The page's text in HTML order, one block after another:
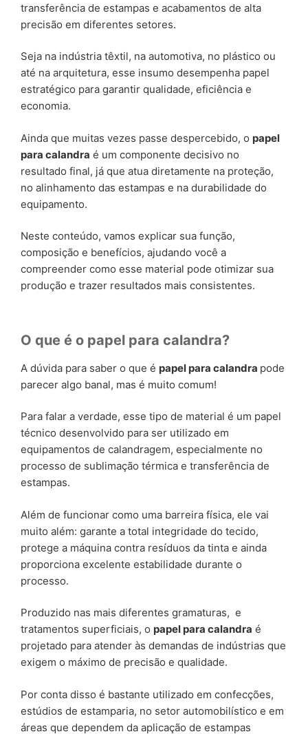
transferência de estampas e acabamentos de alta
precisão em diferentes setores.
Seja na indústria têxtil, na automotiva, no plástico ou
até na arquitetura, esse insumo desempenha papel
estratégico para garantir qualidade, eficiência e
economia.
Ainda que muitas vezes passe despercebido, o papel
para calandra é um componente decisivo no
resultado final, já que atua diretamente na proteção,
no alinhamento das estampas e na durabilidade do
equipamento.
Neste conteúdo, vamos explicar sua função,
composição e benefícios, ajudando você a
compreender como esse material pode otimizar sua
produção e trazer resultados mais consistentes.
O que é o papel para calandra?
A dúvida para saber o que é papel para calandra pode
parecer algo banal, mas é muito comum!
Para falar a verdade, esse tipo de material é um papel
técnico desenvolvido para ser utilizado em
equipamentos de calandragem, especialmente no
processo de sublimação térmica e transferência de
estampas.
Além de funcionar como uma barreira física, ele vai
muito além: garante a total integridade do tecido,
protege a máquina contra resíduos da tinta e ainda
proporciona excelente estabilidade durante o
processo.
Produzido nas mais diferentes gramaturas, e
tratamentos superficiais, o papel para calandra é
projetado para atender às demandas de indústrias que
exigem o máximo de precisão e qualidade.
Por conta disso é bastante utilizado em confecções,
estúdios de estamparia, no setor automobilístico e em
áreas que dependem da aplicação de estampas